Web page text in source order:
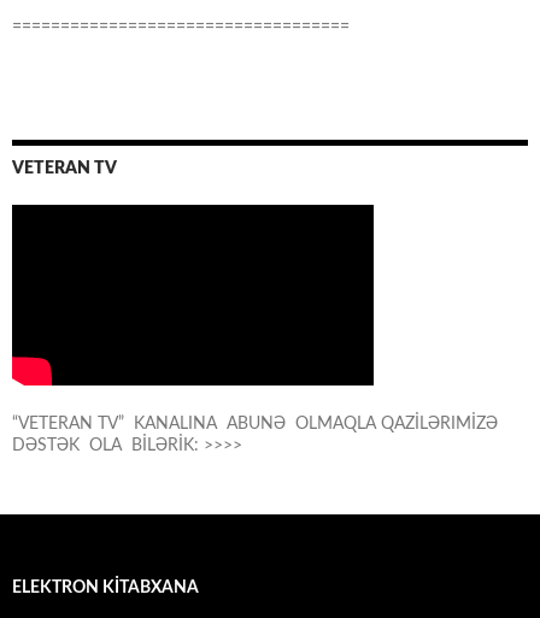
===================================
VETERAN TV
“VETERAN TV” KANALINA ABUNƏ OLMAQLA QAZİLƏRIMİZƏ
DƏSTƏK OLA BİLƏRİK: >>>>
ELEKTRON KİTABXANA